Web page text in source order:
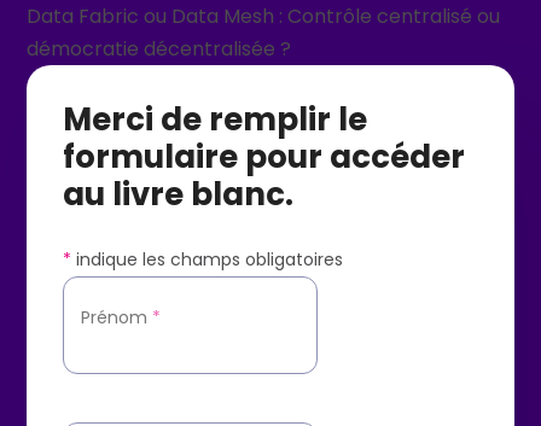
Data Fabric ou Data Mesh : Contrôle centralisé ou
démocratie décentralisée ?
Merci de remplir le
formulaire pour accéder
au livre blanc.
* indique les champs obligatoires
Prénom *